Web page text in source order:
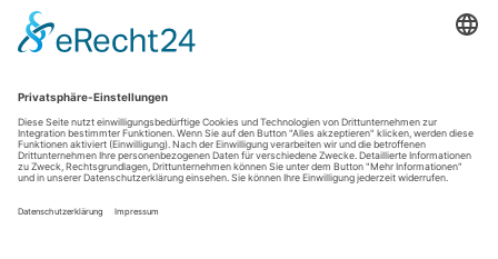
IMPRESSUM
DATENSCHUTZ
AGB